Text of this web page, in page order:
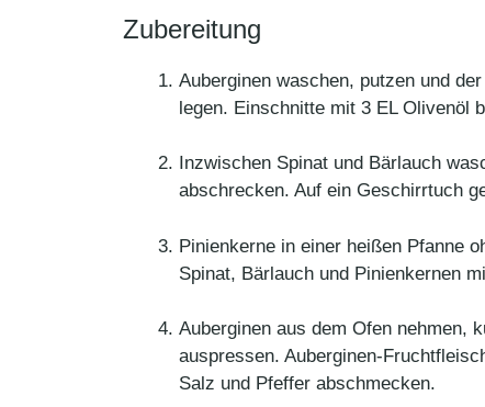
Zubereitung
Auberginen waschen, putzen und
legen. Einschnitte mit 3 EL Olivenöl
Inzwischen Spinat und Bärlauch
abschrecken. Auf ein Geschirrtuch
Pinienkerne in einer heißen Pfanne
Spinat, Bärlauch und Pinienkernen
Auberginen aus dem Ofen nehmen,
auspressen. Auberginen-
Salz und Pfeffer abschmecken.